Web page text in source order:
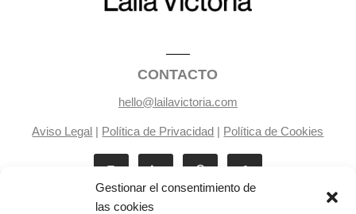
Gestionar el consentimiento de
las cookies
CONTACTO
hello@lailavictoria.com
Aviso Legal | Política de Privacidad | Política de Cookies